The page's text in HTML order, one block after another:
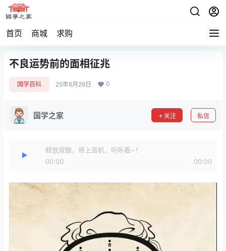
首页 商城 求购
不良运势前的面相征兆
国学百科 25年6月29日 0
国学之家 关注 私信
释放双眼，带上耳机，听听看~！
00:00
00:00